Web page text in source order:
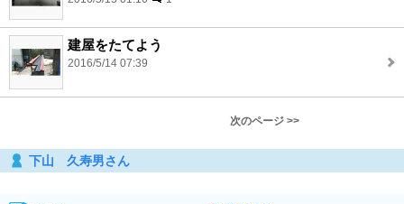
建屋をたてよう
2016/5/14 07:39
次のページ >>
下山 久寿男さん